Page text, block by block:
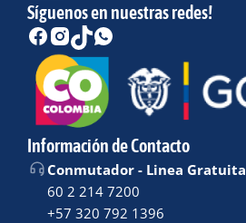
Síguenos en nuestras redes!
Información de Contacto
Conmutador - Linea Gratuita
60 2 214 7200
+57 320 792 1396